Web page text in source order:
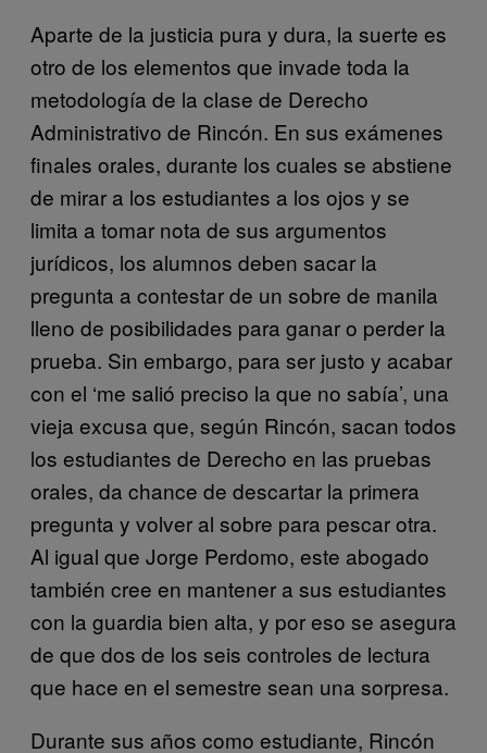
Aparte de la justicia pura y dura, la suerte es
otro de los elementos que invade toda la
metodología de la clase de Derecho
Administrativo de Rincón. En sus exámenes
finales orales, durante los cuales se abstiene
de mirar a los estudiantes a los ojos y se
limita a tomar nota de sus argumentos
jurídicos, los alumnos deben sacar la
pregunta a contestar de un sobre de manila
lleno de posibilidades para ganar o perder la
prueba. Sin embargo, para ser justo y acabar
con el ‘me salió preciso la que no sabía’, una
vieja excusa que, según Rincón, sacan todos
los estudiantes de Derecho en las pruebas
orales, da chance de descartar la primera
pregunta y volver al sobre para pescar otra.
Al igual que Jorge Perdomo, este abogado
también cree en mantener a sus estudiantes
con la guardia bien alta, y por eso se asegura
de que dos de los seis controles de lectura
que hace en el semestre sean una sorpresa.
Durante sus años como estudiante, Rincón